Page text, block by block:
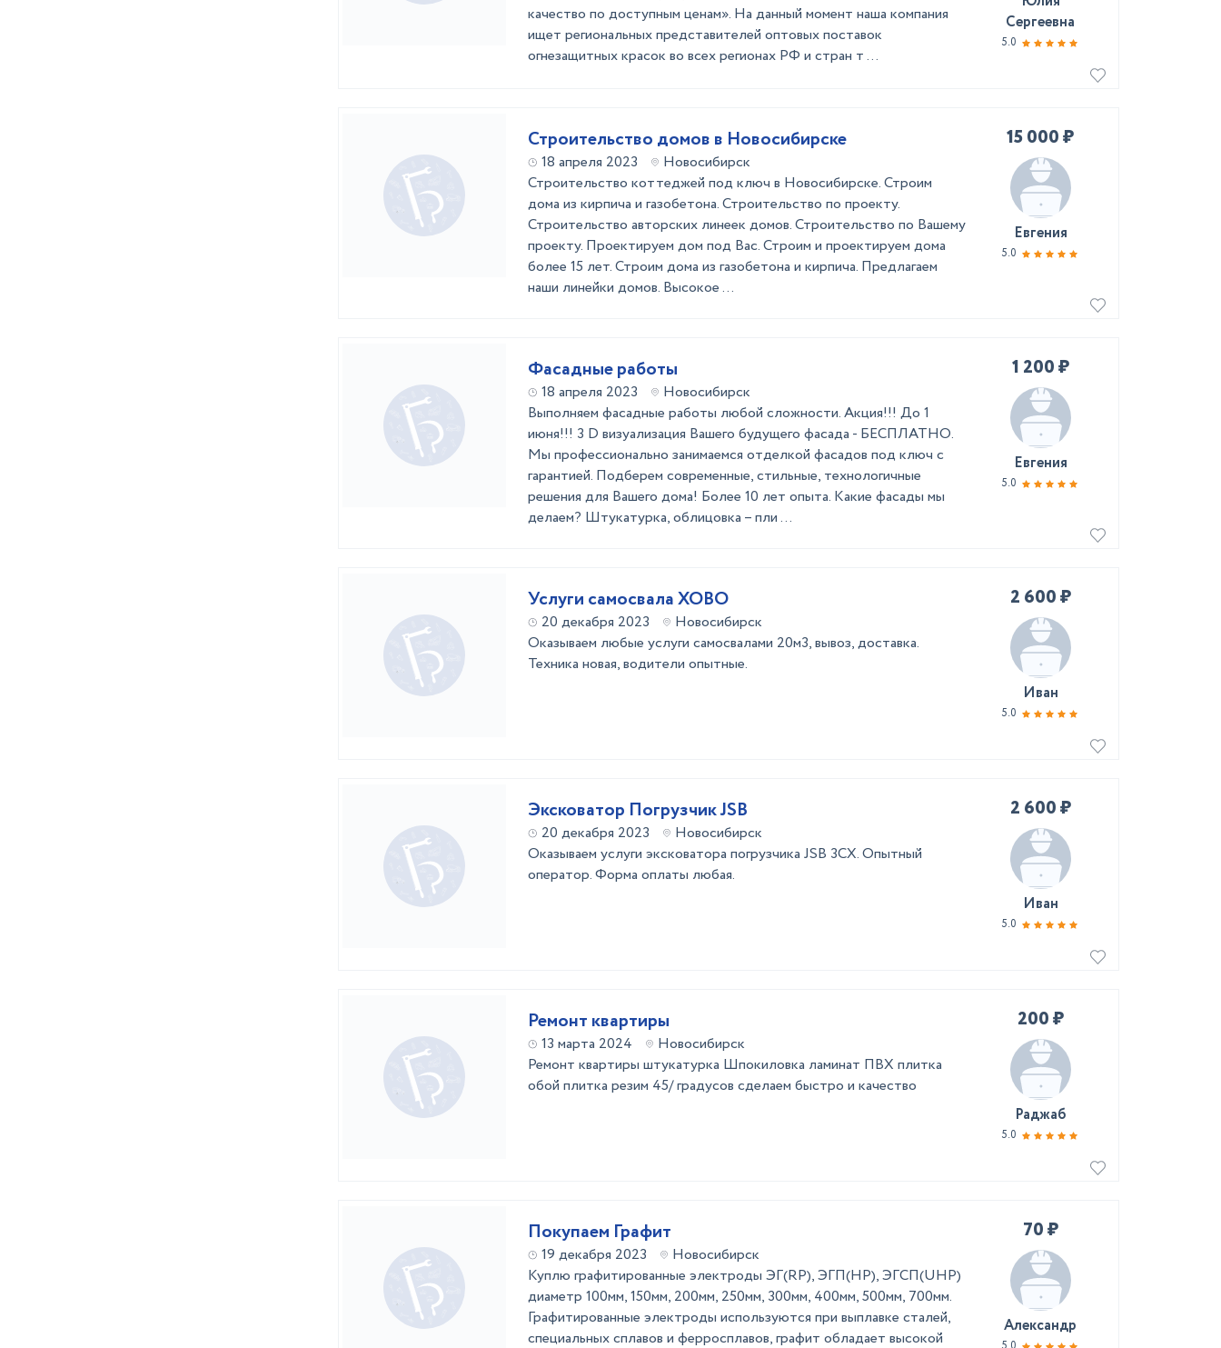
качество по доступным ценам». На данный момент наша компания
ищет региональных представителей оптовых поставок
огнезащитных красок во всех регионах РФ и стран т ...
Сергеевна
5.0
Строительство домов в Новосибирске
18 апреля 2023
Новосибирск
Строительство коттеджей под ключ в Новосибирске. Строим
дома из кирпича и газобетона. Строительство по проекту.
Строительство авторских линеек домов. Строительство по Вашему
проекту. Проектируем дом под Вас. Строим и проектируем дома
более 15 лет. Строим дома из газобетона и кирпича. Предлагаем
наши линейки домов. Высокое ...
15 000 ₽
Евгения
5.0
Фасадные работы
18 апреля 2023
Новосибирск
Выполняем фасадные работы любой сложности. Акция!!! До 1
июня!!! 3 D визуализация Вашего будущего фасада - БЕСПЛАТНО.
Мы профессионально занимаемся отделкой фасадов под ключ с
гарантией. Подберем современные, стильные, технологичные
решения для Вашего дома! Более 10 лет опыта. Какие фасады мы
делаем? Штукатурка, облицовка – пли ...
1 200 ₽
Евгения
5.0
Услуги самосвала ХОВО
20 декабря 2023
Новосибирск
Оказываем любые услуги самосвалами 20м3, вывоз, доставка.
Техника новая, водители опытные.
2 600 ₽
Иван
5.0
Эксковатор Погрузчик JSB
20 декабря 2023
Новосибирск
Оказываем услуги эксковатора погрузчика JSB 3CX. Опытный
оператор. Форма оплаты любая.
2 600 ₽
Иван
5.0
Ремонт квартиры
13 марта 2024
Новосибирск
Ремонт квартиры штукатурка Шпокиловка ламинат ПВХ плитка
обой плитка резим 45/ градусов сделаем быстро и качество
200 ₽
Раджаб
5.0
Покупаем Графит
19 декабря 2023
Новосибирск
Куплю графитированные электроды ЭГ(RP), ЭГП(HP), ЭГСП(UHP)
диаметр 100мм, 150мм, 200мм, 250мм, 300мм, 400мм, 500мм, 700мм.
Графитированные электроды используются при выплавке сталей,
специальных сплавов и ферросплавов, графит обладает высокой
70 ₽
Александр